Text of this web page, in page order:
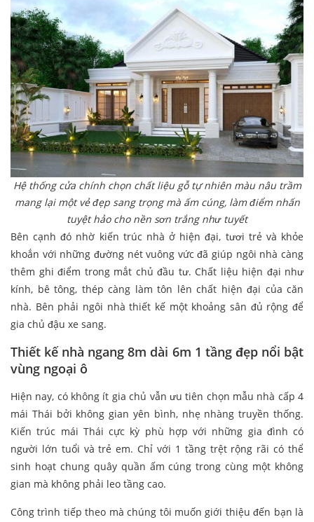
Hệ thống cửa chính chọn chất liệu gỗ tự nhiên màu nâu trầm
mang lại một vẻ đẹp sang trọng mà ấm cúng, làm điểm nhấn
tuyệt hảo cho nền sơn trắng như tuyết
Bên cạnh đó nhờ kiến trúc nhà ở hiện đại, tươi trẻ và khỏe
khoắn với những đường nét vuông vức đã giúp ngôi nhà càng
thêm ghi điểm trong mắt chủ đầu tư. Chất liệu hiện đại như
kính, bê tông, thép càng làm tôn lên chất hiện đại của căn
nhà. Bên phải ngôi nhà thiết kế một khoảng sân đủ rộng để
gia chủ đậu xe sang.
Thiết kế nhà ngang 8m dài 6m 1 tầng đẹp nổi bật
vùng ngoại ô
Hiện nay, có không ít gia chủ vẫn ưu tiên chọn mẫu nhà cấp 4
mái Thái bởi không gian yên bình, nhẹ nhàng truyền thống.
Kiến trúc mái Thái cực kỳ phù hợp với những gia đình có
người lớn tuổi và trẻ em. Chỉ với 1 tầng trệt rộng rãi có thể
sinh hoạt chung quây quần ấm cúng trong cùng một không
gian mà không phải leo tầng cao.
Công trình tiếp theo mà chúng tôi muốn giới thiệu đến bạn là